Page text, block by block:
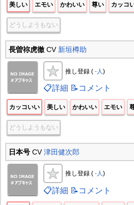
美しい エモい かわいい 尊い カッコ
どうしようもない
長曽祢虎徹CV 新垣樽助
推し登録 ( -人 )
📋詳細 📝コメント
カッコいい 美しい かわいい エモい
どうしようもない
日本号CV津田健次郎
推し登録 ( -人)
📋詳細 📝コメント